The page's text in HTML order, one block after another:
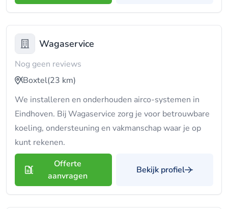
Wagaservice
Nog geen reviews
Boxtel(23 km)
We installeren en onderhouden airco-systemen in
Eindhoven. Bij Wagaservice zorg je voor betrouwbare
koeling, ondersteuning en vakmanschap waar je op
kunt rekenen.
Offerte
aanvragen
Bekijk profiel